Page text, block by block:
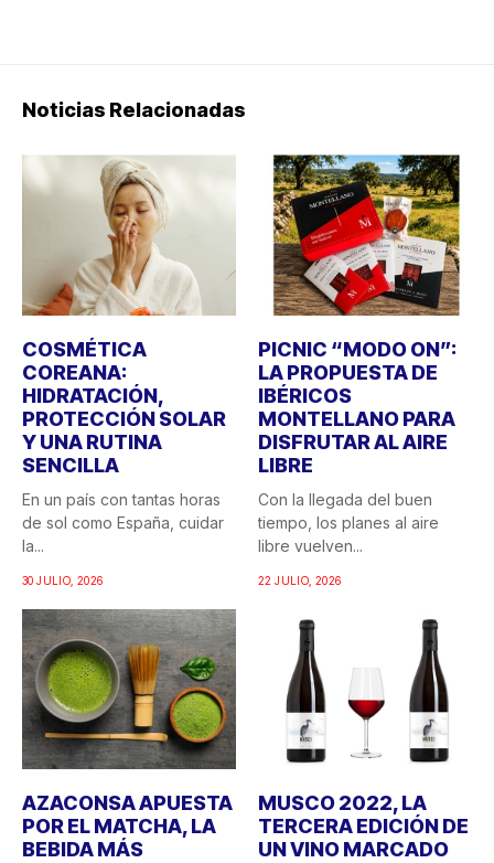
Noticias Relacionadas
COSMÉTICA
COREANA:
HIDRATACIÓN,
PROTECCIÓN SOLAR
Y UNA RUTINA
SENCILLA
En un país con tantas horas
de sol como España, cuidar
la...
30 JULIO, 2026
PICNIC “MODO ON”:
LA PROPUESTA DE
IBÉRICOS
MONTELLANO PARA
DISFRUTAR AL AIRE
LIBRE
Con la llegada del buen
tiempo, los planes al aire
libre vuelven...
22 JULIO, 2026
AZACONSA APUESTA
POR EL MATCHA, LA
BEBIDA MÁS
MUSCO 2022, LA
TERCERA EDICIÓN DE
UN VINO MARCADO